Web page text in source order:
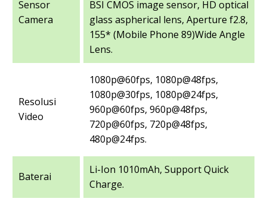
Sensor
Camera
BSI CMOS image sensor, HD optical
glass aspherical lens, Aperture f2.8,
155* (Mobile Phone 89)Wide Angle
Lens.
Resolusi
Video
1080p@60fps, 1080p@48fps,
1080p@30fps, 1080p@24fps,
960p@60fps, 960p@48fps,
720p@60fps, 720p@48fps,
480p@24fps.
Baterai
Li-Ion 1010mAh, Support Quick
Charge.